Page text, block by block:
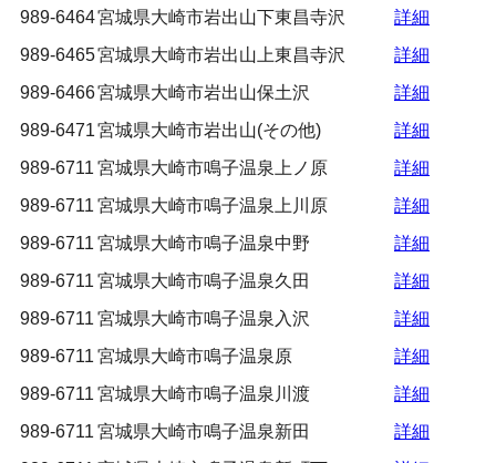
989-6464宮城県大崎市岩出山下東昌寺沢
詳細
989-6465宮城県大崎市岩出山上東昌寺沢
詳細
989-6466宮城県大崎市岩出山保土沢
詳細
989-6471宮城県大崎市岩出山(その他)
詳細
989-6711 宮城県大崎市鳴子温泉上ノ原
詳細
989-6711 宮城県大崎市鳴子温泉上川原
詳細
989-6711 宮城県大崎市鳴子温泉中野
詳細
989-6711 宮城県大崎市鳴子温泉久田
詳細
989-6711 宮城県大崎市鳴子温泉入沢
詳細
989-6711 宮城県大崎市鳴子温泉原
詳細
989-6711 宮城県大崎市鳴子温泉川渡
詳細
989-6711 宮城県大崎市鳴子温泉新田
詳細